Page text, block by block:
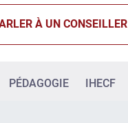
À UN CONSEILLER
PÉDAGOGIE IHECF